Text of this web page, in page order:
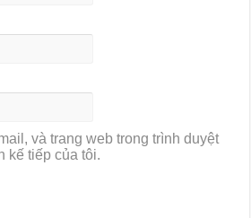
và trang web trong trình duyệt
kế tiếp của tôi.